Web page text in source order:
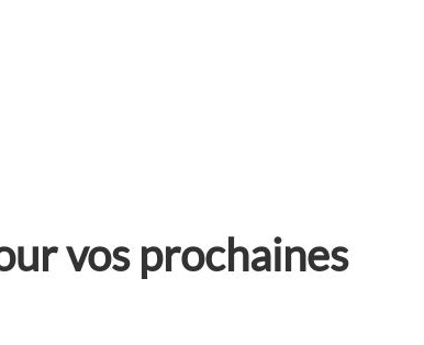
vos prochaines